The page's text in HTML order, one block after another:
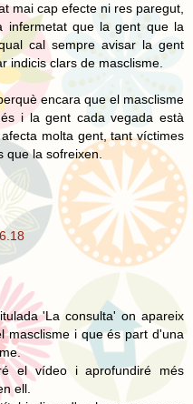
mai cap efecte ni res paregut,
infermetat que la gent que la
cal sempre avisar la gent
indicis clars de masclisme.
encara que el masclisme
i la gent cada vegada està
molta gent, tant víctimes
que la sofreixen.
'La consulta' on apareix
masclisme i que és part d'una
el vídeo i aprofundiré més
ell.